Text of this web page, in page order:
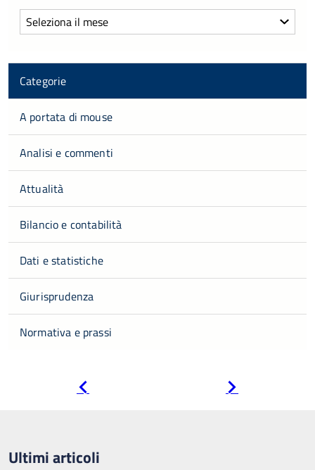
Archivi
Categorie
A portata di mouse
Analisi e commenti
Attualità
Bilancio e contabilità
Dati e statistiche
Giurisprudenza
Normativa e prassi
Ultimi articoli